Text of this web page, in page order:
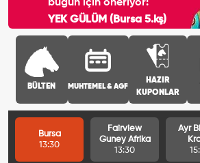
bugün için öneriyor:
YEK GÜLÜM (Bursa 5.kş)
BÜLTEN MUHTEMEL & AGF
HAZIR
KUPONLAR
Bursa
13:30
Fairview
Guney Afrika
13:30
Ayr